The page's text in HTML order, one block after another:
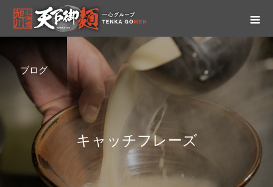
ブログ
キ ャ ッ チフレーズ